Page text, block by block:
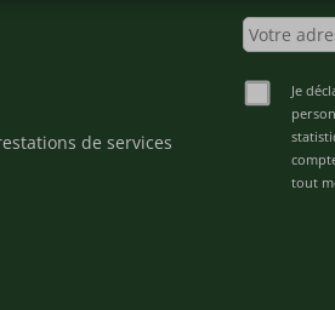
de services
Je
tout